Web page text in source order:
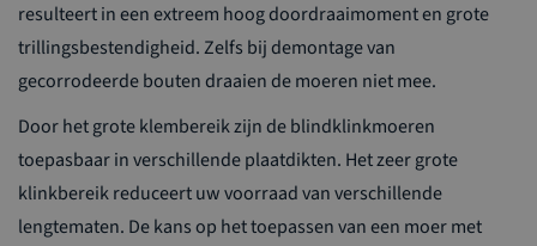
resulteert in een extreem hoog doordraaimoment en grote
trillingsbestendigheid. Zelfs bij demontage van
gecorrodeerde bouten draaien de moeren niet mee.
Door het grote klembereik zijn de blindklinkmoeren
toepasbaar in verschillende plaatdikten. Het zeer grote
klinkbereik reduceert uw voorraad van verschillende
lengtematen. De kans op het toepassen van een moer met